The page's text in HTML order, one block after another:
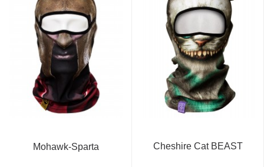
Mohawk-Sparta Cheshire Cat BEAST